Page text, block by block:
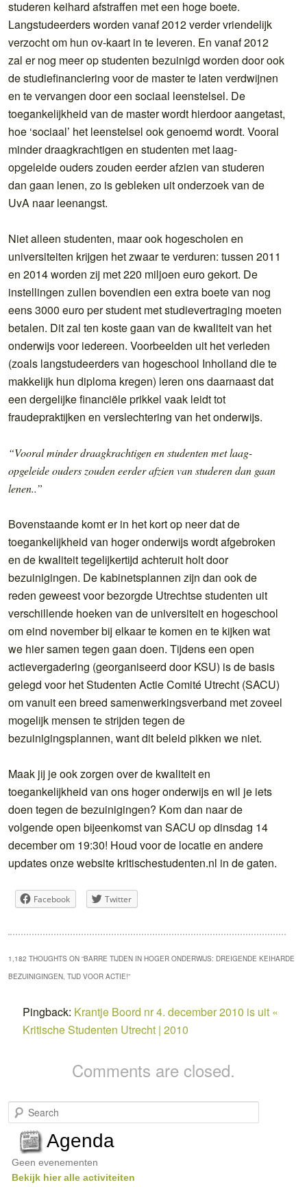
studeren keihard afstraffen met een hoge boete.
Langstudeerders worden vanaf 2012 verder vriendelijk
verzocht om hun ov-kaart in te leveren. En vanaf 2012
zal er nog meer op studenten bezuinigd worden door ook
de studiefinanciering voor de master te laten verdwijnen
en te vervangen door een sociaal leenstelsel. De
toegankelijkheid van de master wordt hierdoor aangetast,
hoe ‘sociaal’ het leenstelsel ook genoemd wordt. Vooral
minder draagkrachtigen en studenten met laag-
opgeleide ouders zouden eerder afzien van studeren
dan gaan lenen, zo is gebleken uit onderzoek van de
UvA naar leenangst.
Niet alleen studenten, maar ook hogescholen en
universiteiten krijgen het zwaar te verduren: tussen 2011
en 2014 worden zij met 220 miljoen euro gekort. De
instellingen zullen bovendien een extra boete van nog
eens 3000 euro per student met studievertraging moeten
betalen. Dit zal ten koste gaan van de kwaliteit van het
onderwijs voor iedereen. Voorbeelden uit het verleden
(zoals langstudeerders van hogeschool Inholland die te
makkelijk hun diploma kregen) leren ons daarnaast dat
een dergelijke financiële prikkel vaak leidt tot
fraudepraktijken en verslechtering van het onderwijs.
“Vooral minder draagkrachtigen en studenten met laag-
opgeleide ouders zouden eerder afzien van studeren dan gaan
lenen..”
Bovenstaande komt er in het kort op neer dat de
toegankelijkheid van hoger onderwijs wordt afgebroken
en de kwaliteit tegelijkertijd achteruit holt door
bezuinigingen. De kabinetsplannen zijn dan ook de
reden geweest voor bezorgde Utrechtse studenten uit
verschillende hoeken van de universiteit en hogeschool
om eind november bij elkaar te komen en te kijken wat
we hier samen tegen gaan doen. Tijdens een open
actievergadering (georganiseerd door KSU) is de basis
gelegd voor het Studenten Actie Comité Utrecht (SACU)
om vanuit een breed samenwerkingsverband met zoveel
mogelijk mensen te strijden tegen de
bezuinigingsplannen, want dit beleid pikken we niet.
Maak jij je ook zorgen over de kwaliteit en
toegankelijkheid van ons hoger onderwijs en wil je iets
doen tegen de bezuinigingen? Kom dan naar de
volgende open bijeenkomst van SACU op dinsdag 14
december om 19:30! Houd voor de locatie en andere
updates onze website kritischestudenten.nl in de gaten.
Facebook Twitter
1,182 THOUGHTS ON “BARRE TIJDEN IN HOGER ONDERWIJS: DREIGENDE KEIHARDE
BEZUINIGINGEN, TIJD VOOR ACTIE!”
Pingback: Krantje Boord nr 4. december 2010 is uit «
Kritische Studenten Utrecht | 2010
Comments are closed.
e
c
h
Agenda
Geen evenementen
Bekijk hier alle activiteiten